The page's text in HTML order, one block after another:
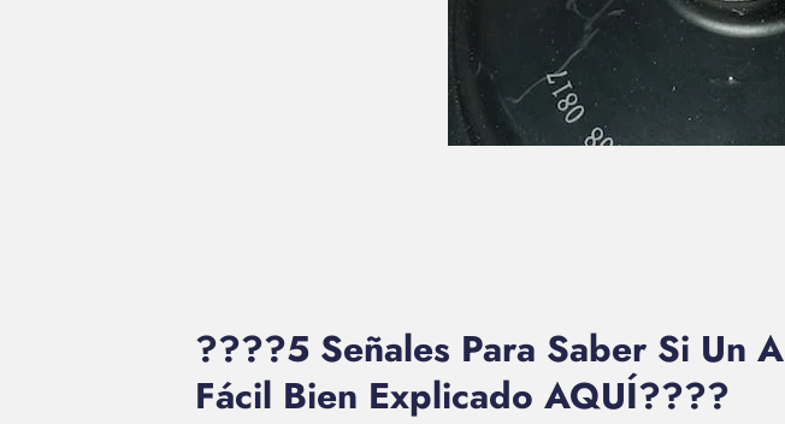
????5 Señales Para Saber Si Un
Fácil Bien Explicado AQUÍ????